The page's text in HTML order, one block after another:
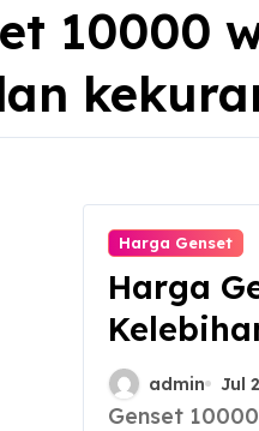
10000
Harga Genset
Harga
admin Jul
Genset 10000 watt merupakan generator set, yang